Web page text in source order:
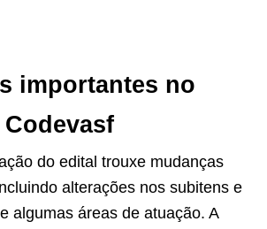
importantes no
do edital trouxe mudanças
alterações nos subitens e
algumas áreas de atuação. A